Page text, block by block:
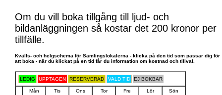
Om du vill boka tillgång till ljud- och
bildanläggningen så kostar det 200 kronor per
tillfälle.
Kvälls- och helgschema för Samlingslokalerna - klicka på den tid som passar dig för
att boka - när du klickat på en tid får du information om kostnad och tillval.
LEDIG UPPTAGEN RESERVERAD VALD TID EJ BOKBAR
Mån Tis Ons Tor Fre Lör
Sön